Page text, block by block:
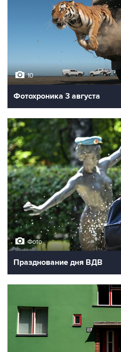
10
Фотохроника 3 августа
Фото
Празднование дня ВДВ